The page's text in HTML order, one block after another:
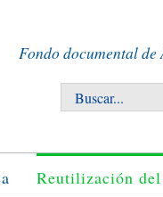
Fondo documental de
Buscar:
Reutilización